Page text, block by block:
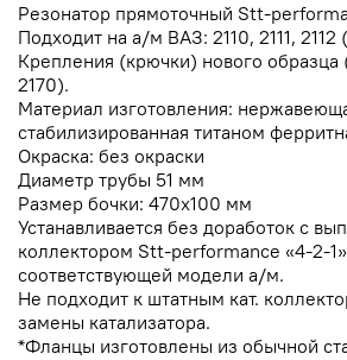
Резонатор прямоточный Stt-
Подходит на а/м ВАЗ: 2110, 2111, 2112
Крепления (крючки) нового
2170).
Материал изготовления:
стабилизированная титаном
Окраска: без окраски
Диаметр трубы 51 мм
Размер бочки: 470х100 мм
Устанавливается без доработок с
коллектором Stt-performance «4-2-
соответствующей модели а/м.
Не подходит к штатным кат.
замены катализатора.
*Фланцы изготовлены из обычной